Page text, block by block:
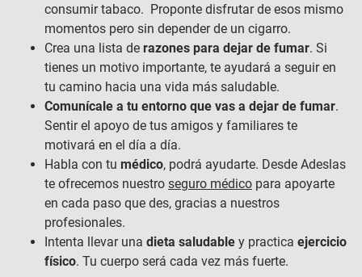
consumir tabaco. Proponte disfrutar de esos mismo
momentos pero sin depender de un cigarro.
Crea una lista de razones para dejar de fumar. Si
tienes un motivo importante, te ayudará a seguir en
tu camino hacia una vida más saludable.
Comunícale a tu entorno que vas a dejar de fumar.
Sentir el apoyo de tus amigos y familiares te
motivará en el día a día.
Habla con tu médico, podrá ayudarte. Desde Adeslas
te ofrecemos nuestro seguro médico para apoyarte
en cada paso que des, gracias a nuestros
profesionales.
Intenta llevar una dieta saludable y practica ejercicio
físico. Tu cuerpo será cada vez más fuerte.